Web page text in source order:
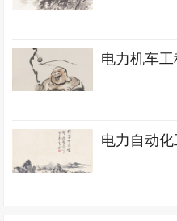
电力机车
电力自动